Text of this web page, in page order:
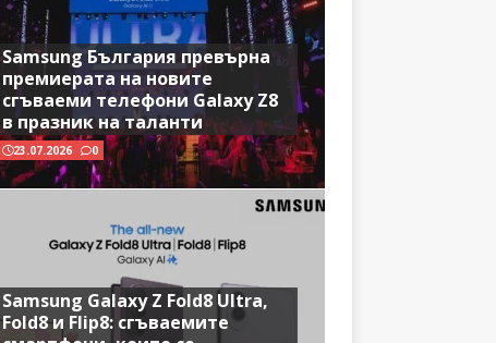
Samsung България превърна
премиерата на новите
сгъваеми телефони Galaxy Z8
в празник на таланти
23.07.2026 0
Samsung Galaxy Z Fold8 Ultra,
Fold8 и Flip8: сгъваемите